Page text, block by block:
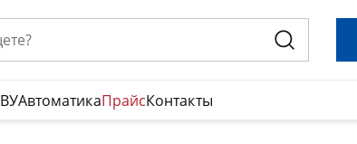
ВУАвтоматикаПрайсКонтакты